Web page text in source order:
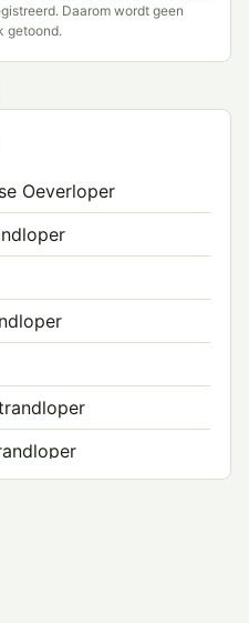
Daarom wordt geen
getoond.
Oeverloper